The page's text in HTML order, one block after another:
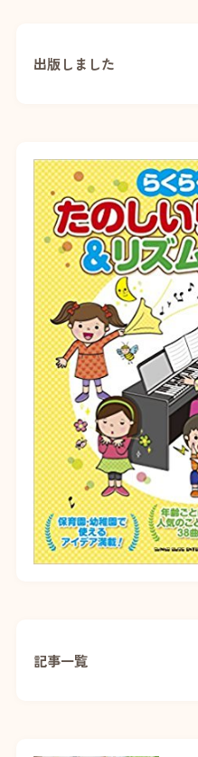
出版しました
記事一覧